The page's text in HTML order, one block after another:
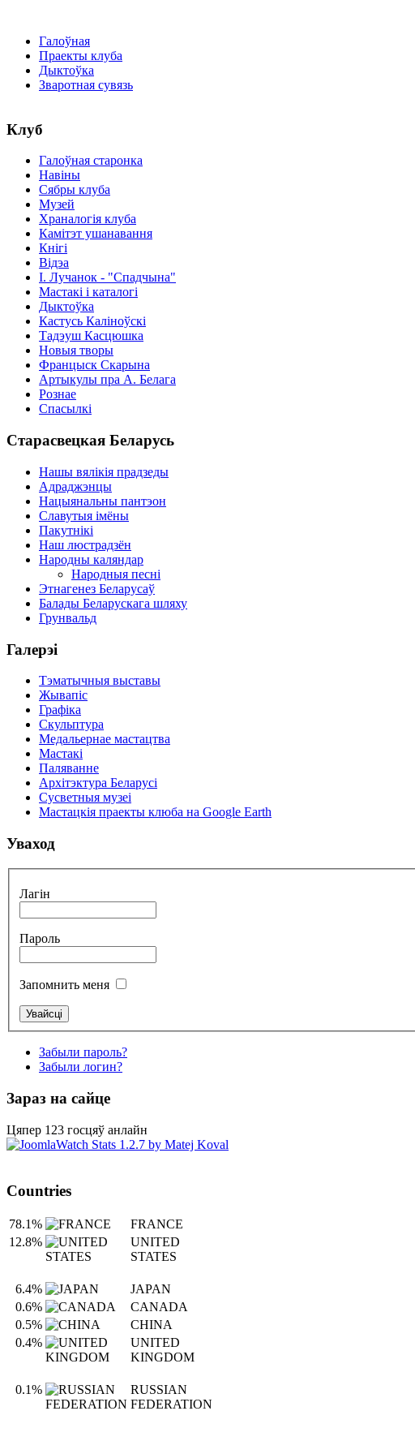
Галоўная
Праекты клуба
Дыктоўка
Зваротная сувязь
Клуб
Галоўная старонка
Навіны
Сябры клуба
Музей
Храналогія клуба
Камітэт ушанавання
Кнігі
Відэа
І. Лучанок - "Спадчына"
Мастакі i каталогi
Дыктоўка
Кастусь Каліноўскі
Тадэуш Касцюшка
Новыя творы
Францыск Скарына
Артыкулы пра А. Белага
Рознае
Спасылкі
Старасвецкая Беларусь
Нашы вялікія прадзеды
Адраджэнцы
Нацыянальны пантэон
Славутыя імёны
Пакутнікі
Наш люстрадзён
Народны каляндар
Народныя песні
Этнагенез Беларусаў
Балады Беларускага шляху
Грунвальд
Галерэі
Тэматычныя выставы
Жывапіс
Графіка
Скульптура
Медальернае мастацтва
Мастакі
Паляванне
Архітэктура Беларусі
Сусветныя музеі
Мастацкія праекты клюба на Google Earth
Уваход
Лагін
Пароль
Запомнить меня
Забыли пароль?
Забыли логин?
Зараз на сайце
Цяпер 123 госцяў анлайн
Countries
78.1%
FRANCE
12.8%
UNITED
STATES
6.4%
JAPAN
0.6%
CANADA
0.5%
CHINA
0.4%
UNITED
KINGDOM
0.1%
RUSSIAN
FEDERATION